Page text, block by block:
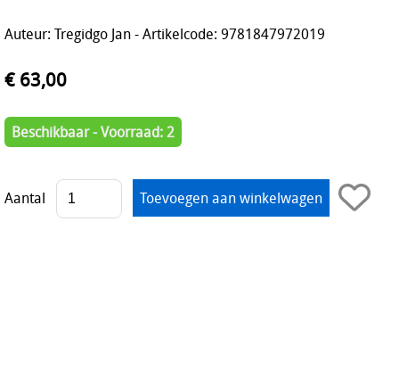
Auteur: Tregidgo Jan - Artikelcode: 9781847972019
€ 63,00
Beschikbaar - Voorraad: 2
Aantal